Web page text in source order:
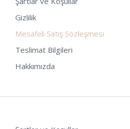
Gizlilik
Mesafeli Satış Sözleşmesi
Teslimat Bilgileri
Hakkımızda